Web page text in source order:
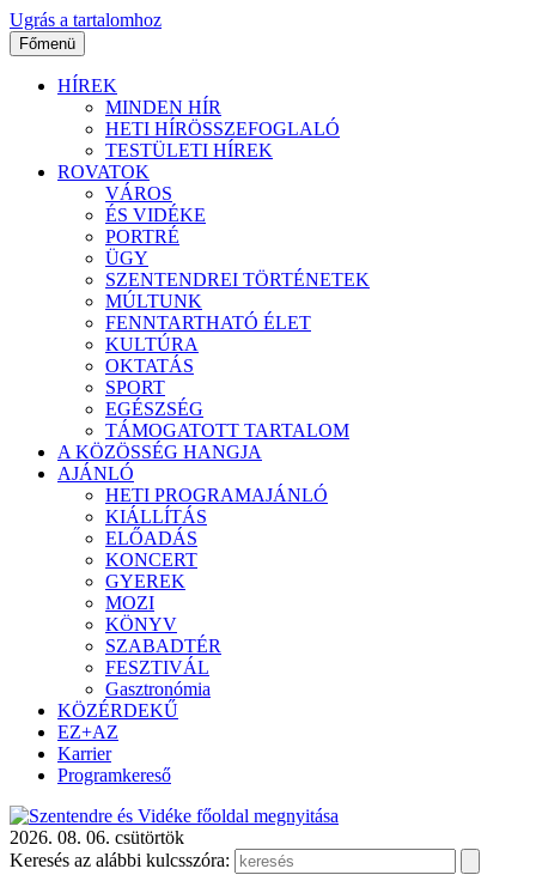
Ugrás a tartalomhoz
Főmenü
HÍREK
MINDEN HÍR
HETI HÍRÖSSZEFOGLALÓ
TESTÜLETI HÍREK
ROVATOK
VÁROS
ÉS VIDÉKE
PORTRÉ
ÜGY
SZENTENDREI TÖRTÉNETEK
MÚLTUNK
FENNTARTHATÓ ÉLET
KULTÚRA
OKTATÁS
SPORT
EGÉSZSÉG
TÁMOGATOTT TARTALOM
A KÖZÖSSÉG HANGJA
AJÁNLÓ
HETI PROGRAMAJÁNLÓ
KIÁLLÍTÁS
ELŐADÁS
KONCERT
GYEREK
MOZI
KÖNYV
SZABADTÉR
FESZTIVÁL
Gasztronómia
KÖZÉRDEKŰ
EZ+AZ
Karrier
Programkereső
2026. 08. 06. csütörtök
Keresés az alábbi kulcsszóra: